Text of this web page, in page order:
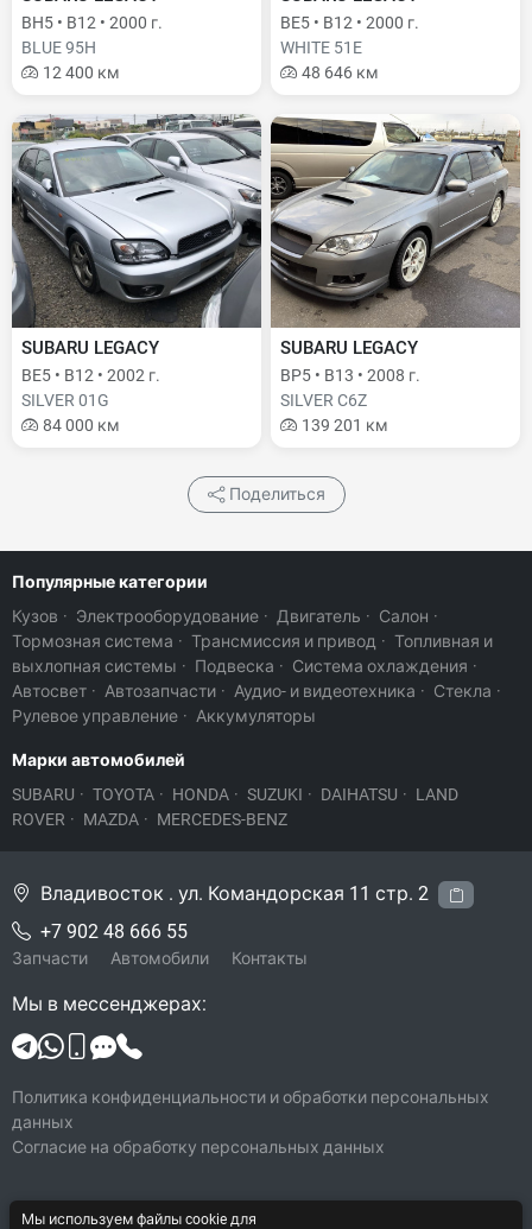
BH5 • B12 • 2000 г.
BLUE 95H
12 400 км
BE5 • B12 • 2000 г.
WHITE 51E
48 646 км
SUBARU LEGACY
BE5 • B12 • 2002 г.
SILVER 01G
84 000 км
SUBARU LEGACY
BP5 • B13 • 2008 г.
SILVER C6Z
139 201 км
Поделиться
Популярные категории
Кузов · Электрооборудование · Двигатель · Салон ·
Тормозная система · Трансмиссия и привод · Топливная и
выхлопная системы · Подвеска · Система охлаждения ·
Автосвет · Автозапчасти · Аудио- и видеотехника · Стекла ·
Рулевое управление · Аккумуляторы
Марки автомобилей
SUBARU · TOYOTA · HONDA · SUZUKI · DAIHATSU · LAND
ROVER · MAZDA · MERCEDES-BENZ
© 2026 Legacy-VL
Владивосток . ул. Командорская 11 стр. 2
+7 902 48 666 55
Запчасти Автомобили Контакты
Мы в мессенджерах:
Политика конфиденциальности и обработки персональных
данных
Согласие на обработку персональных данных
Мы используем файлы cookie для